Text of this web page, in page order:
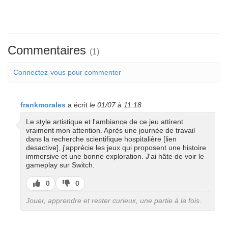
Commentaires (1)
Connectez-vous pour commenter
frankmorales a écrit le 01/07 à 11:18
Le style artistique et l'ambiance de ce jeu attirent
vraiment mon attention. Après une journée de travail
dans la recherche scientifique hospitalière [lien
desactive], j'apprécie les jeux qui proposent une histoire
immersive et une bonne exploration. J'ai hâte de voir le
gameplay sur Switch.
J’aime
0
J’aime
pas
0
Jouer, apprendre et rester curieux, une partie à la fois.